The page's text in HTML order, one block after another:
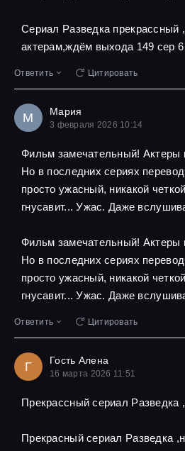
Сериал Разведка прекрассный
актерам,ждём выхода 149 сер 6
Ответить Цитировать
М Мария
3 февраля 2026 10:14
Фильм замечательный! Актеры
Но в последних сериях
просто ужасный, никакой
гнусавит... Ужас. Даже
Фильм замечательный! Актеры
Но в последних сериях
просто ужасный, никакой
гнусавит... Ужас. Даже
Ответить Цитировать
Г Гость Алена
16 марта 2026 11:51
Прекрассный сериал Разведка
Прекрасный сериал Разведка